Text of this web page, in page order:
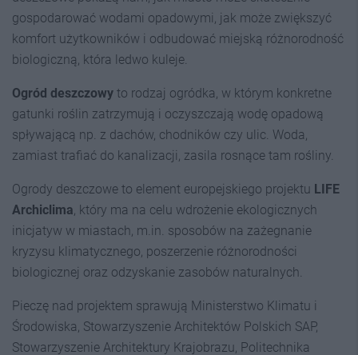
gospodarować wodami opadowymi, jak może zwiększyć
komfort użytkowników i odbudować miejską różnorodność
biologiczną, która ledwo kuleje.
Ogród deszczowy to rodzaj ogródka, w którym konkretne
gatunki roślin zatrzymują i oczyszczają wodę opadową
spływającą np. z dachów, chodników czy ulic. Woda,
zamiast trafiać do kanalizacji, zasila rosnące tam rośliny.
Ogrody deszczowe to element europejskiego projektu LIFE
Archiclima, który ma na celu wdrożenie ekologicznych
inicjatyw w miastach, m.in. sposobów na zażegnanie
kryzysu klimatycznego, poszerzenie różnorodności
biologicznej oraz odzyskanie zasobów naturalnych.
Pieczę nad projektem sprawują Ministerstwo Klimatu i
Środowiska, Stowarzyszenie Architektów Polskich SAP,
Stowarzyszenie Architektury Krajobrazu, Politechnika